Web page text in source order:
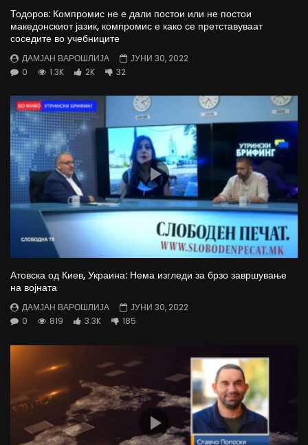
Тодоров: Компромис не е дали постои или не постои
македонскиот јазик, компромис е како се претставуваат
соседите во учебниците
ДАМЈАН ВАРОШЛИЈА
ЈУНИ 30, 2022
0
1.3K 2K 32
Атовска од Киев, Украина: Нема изгледи за брзо завршување
на војната
ДАМЈАН ВАРОШЛИЈА
ЈУНИ 30, 2022
0
819 3.3K 185